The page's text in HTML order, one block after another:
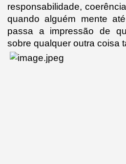
responsabilidade,
quando alguém mente
passa a impressão de
sobre qualquer outra coisa